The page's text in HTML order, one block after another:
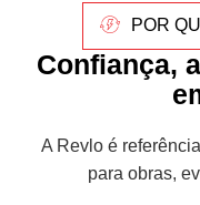
POR
Confiança,
A Revlo é
para obras,